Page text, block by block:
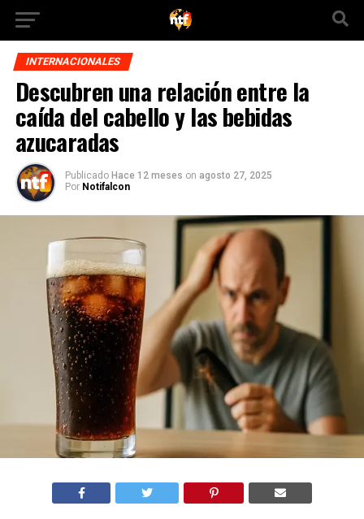
INTERNACIONALES
Descubren una relación entre la
caída del cabello y las bebidas
azucaradas
Publicado Hace 12 meses on agosto 27, 2025
Por Notifalcon